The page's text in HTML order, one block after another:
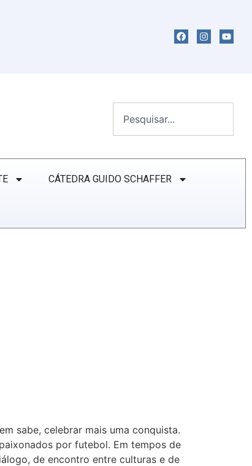
CÁTEDRA GUIDO SCHAFFER
sabe, celebrar mais uma conquista.
por futebol. Em tempos de
de encontro entre culturas e de